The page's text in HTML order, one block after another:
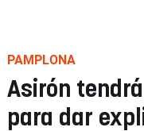
PAMPLONA
Asirón
para dar